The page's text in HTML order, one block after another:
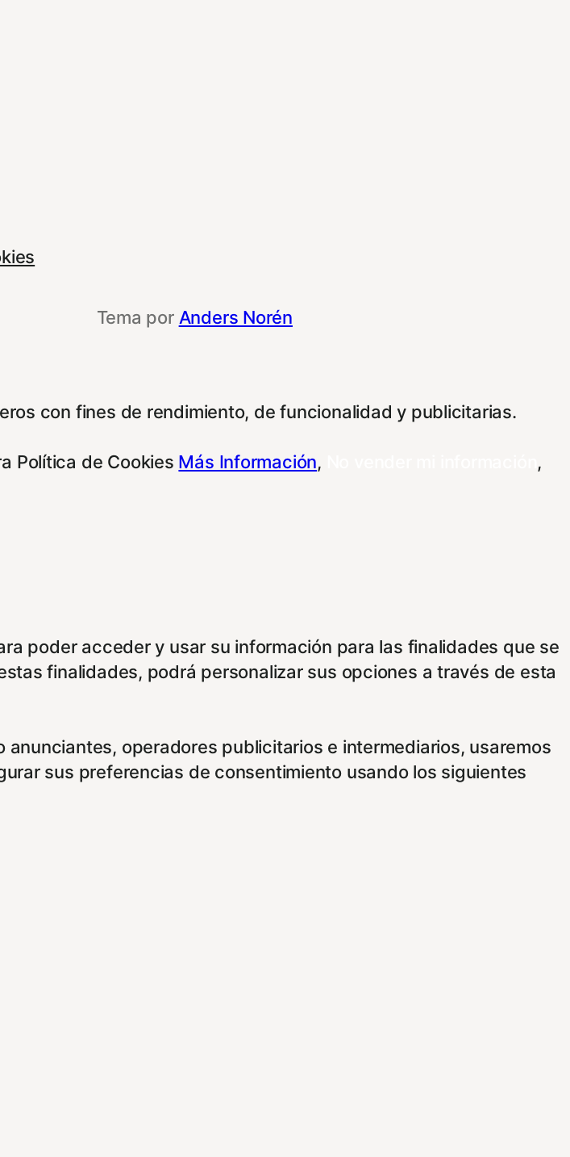
Tema por Anders Norén
con fines de rendimiento, de funcionalidad y publicitarias.
Política de Cookies Más Información,
,
poder acceder y usar su información para las finalidades que se
finalidades, podrá personalizar sus opciones a través de esta
operadores publicitarios e intermediarios, usaremos
sus preferencias de consentimiento usando los siguientes